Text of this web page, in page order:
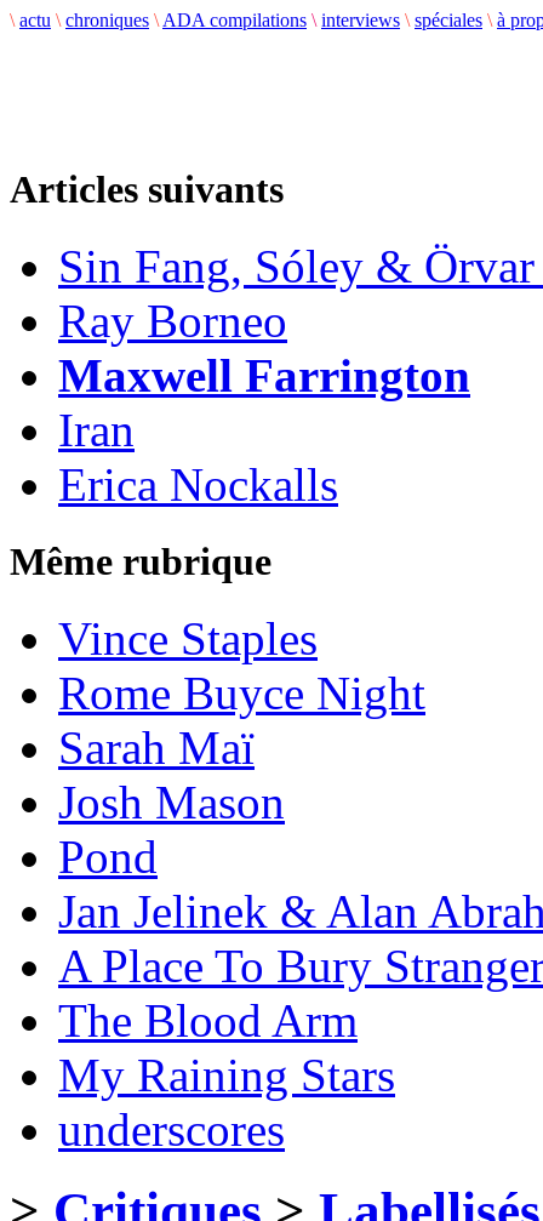
\ actu \ chroniques \ ADA compilations \ interviews \ spéciales \ à
Articles suivants
Sin Fang, Sóley & Örvar
Ray Borneo
Maxwell Farrington
Iran
Erica Nockalls
Même rubrique
Vince Staples
Rome Buyce Night
Sarah Maï
Josh Mason
Pond
Jan Jelinek & Alan
A Place To Bury
The Blood Arm
My Raining Stars
underscores